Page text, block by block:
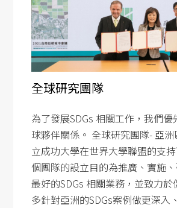
SDG6
SDG7
SDG8
SDG10
SDG11
SDG12
SDG13
SDG14
全球研究團隊
為了發展SDGs 相關工作，我們優
球夥伴關係。 全球研究團隊- 亞洲
立成功大學在世界大學聯盟的支
個團隊的設立目的為推廣、實施
最好的SDGs 相關業務，並致力於
多針對亞洲的SDGs案例做更深入